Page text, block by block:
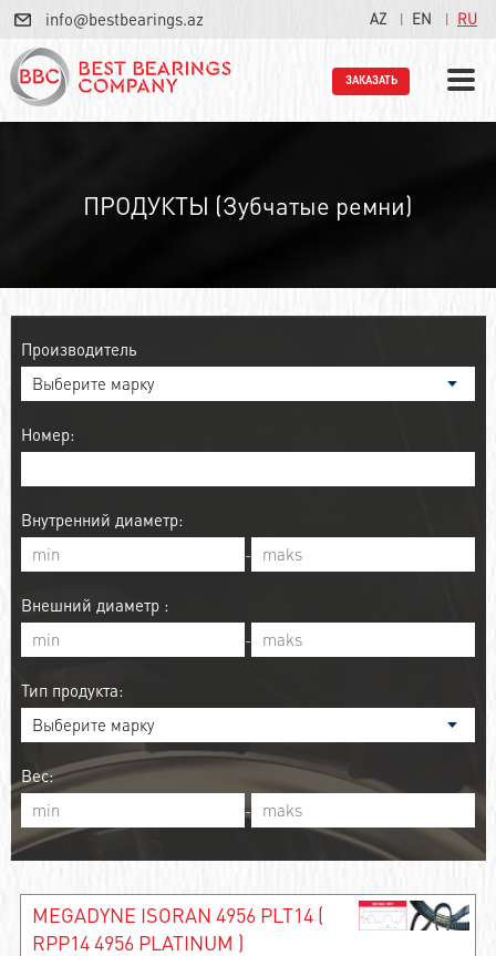
info@bestbearings.az AZ EN RU
ЗАКАЗАТЬ
ПРОДУКТЫ (Зубчатые ремни)
Производитель
Номер:
Внутренний диаметр:
-
Внешний диаметр :
-
Тип продукта:
Вес:
-
MEGADYNE ISORAN 4956 PLT14 (
RPP14 4956 PLATINUM )